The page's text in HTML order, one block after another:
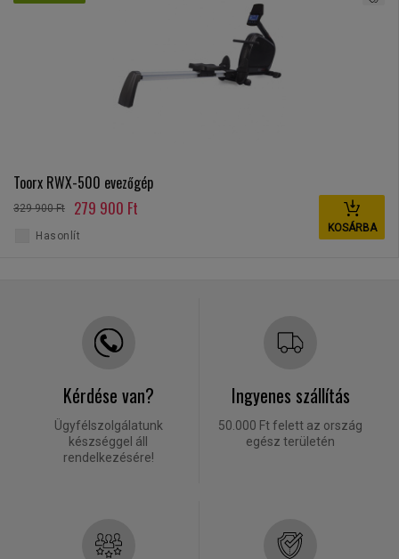
Toorx RWX-500 evezőgép
329 900 Ft 279 900 Ft
KOSÁRBA
Hasonlít
Kérdése van?
Ügyfélszolgálatunk
készséggel áll
rendelkezésére!
Ingyenes szállítás
50.000 Ft felett az ország
egész területén